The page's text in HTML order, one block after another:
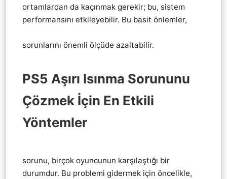
ortamlardan da kaçınmak gerekir; bu, sistem
performansını etkileyebilir. Bu basit önlemler,
sorunlarını önemli ölçüde azaltabilir.
PS5 Aşırı Isınma Sorununu
Çözmek İçin En Etkili
Yöntemler
sorunu, birçok oyuncunun karşılaştığı bir
durumdur. Bu problemi gidermek için öncelikle,